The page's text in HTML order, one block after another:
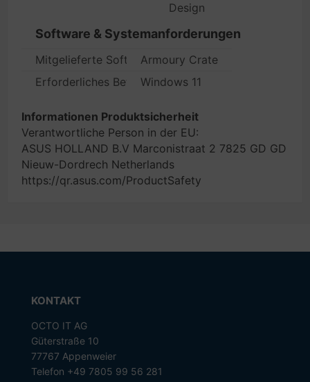
Design
Software & Systemanforderungen
Mitgelieferte SoftwareArmoury Crate
Erforderliches Betriebssystem
Windows 11
Informationen Produktsicherheit
Verantwortliche Person in der EU:
ASUS HOLLAND B.V Marconistraat 2 7825 GD GD
Nieuw-Dordrech Netherlands
https://qr.asus.com/ProductSafety
KONTAKT
OCTO IT AG
Güterstraße 10
77767 Appenweier
Telefon +49 7805 99 56 281